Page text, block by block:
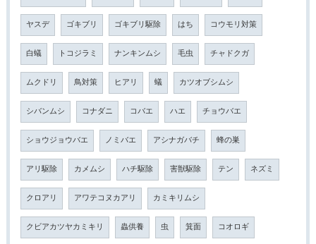
ヤスデ ゴキブリ ゴキブリ駆除 はち コウモリ対策
白蟻 トコジラミ ナンキンムシ 毛虫 チャドクガ
ムクドリ 鳥対策 ヒアリ 蟻 カツオブシムシ
シバンムシ コナダニ コバエ ハエ チョウバエ
ショウジョウバエ ノミバエ アシナガバチ 蜂の巣
アリ駆除 カメムシ ハチ駆除 害獣駆除 テン ネズミ
クロアリ アワテコヌカアリ カミキリムシ
クビアカツヤカミキリ 蟲供養 虫 箕面 コオロギ